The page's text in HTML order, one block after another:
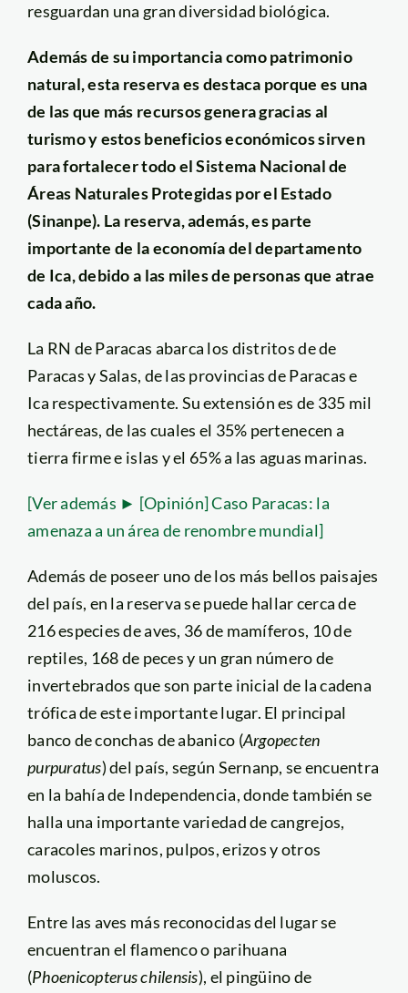
resguardan una gran diversidad biológica.
Además de su importancia como patrimonio
natural, esta reserva es destaca porque es una
de las que más recursos genera gracias al
turismo y estos beneficios económicos sirven
para fortalecer todo el Sistema Nacional de
Áreas Naturales Protegidas por el Estado
(Sinanpe). La reserva, además, es parte
importante de la economía del departamento
de Ica, debido a las miles de personas que atrae
cada año.
La RN de Paracas abarca los distritos de de
Paracas y Salas, de las provincias de Paracas e
Ica respectivamente. Su extensión es de 335 mil
hectáreas, de las cuales el 35% pertenecen a
tierra firme e islas y el 65% a las aguas marinas.
[Ver además ► [Opinión] Caso Paracas: la
amenaza a un área de renombre mundial]
Además de poseer uno de los más bellos paisajes
del país, en la reserva se puede hallar cerca de
216 especies de aves, 36 de mamíferos, 10 de
reptiles, 168 de peces y un gran número de
invertebrados que son parte inicial de la cadena
trófica de este importante lugar. El principal
banco de conchas de abanico (Argopecten
purpuratus) del país, según Sernanp, se encuentra
en la bahía de Independencia, donde también se
halla una importante variedad de cangrejos,
caracoles marinos, pulpos, erizos y otros
moluscos.
Entre las aves más reconocidas del lugar se
encuentran el flamenco o parihuana
(Phoenicopterus chilensis), el pingüino de